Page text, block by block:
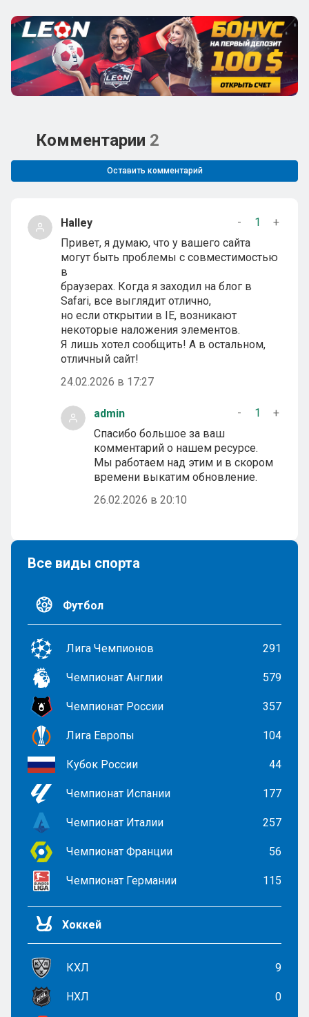
Комментарии 2
Оставить комментарий
Halley - 1
+
Привет, я думаю, что у вашего сайта
могут быть проблемы с совместимостью
в
браузерах. Когда я заходил на блог в
Safari, все выглядит отлично,
но если открытии в IE, возникают
некоторые наложения элементов.
Я лишь хотел сообщить! А в остальном,
отличный сайт!
24.02.2026 в 17:27
admin - 1
+
Спасибо большое за ваш
комментарий о нашем ресурсе.
Мы работаем над этим и в скором
времени выкатим обновление.
26.02.2026 в 20:10
Все виды спорта
Футбол
Лига Чемпионов 291
Чемпионат Англии 579
Чемпионат России 357
Лига Европы 104
Кубок России 44
Чемпионат Испании 177
Чемпионат Италии 257
Чемпионат Франции 56
Чемпионат Германии 115
Хоккей
КХЛ 9
НХЛ 0